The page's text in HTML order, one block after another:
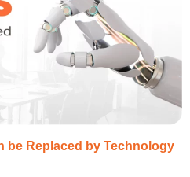
be Replaced by Technology